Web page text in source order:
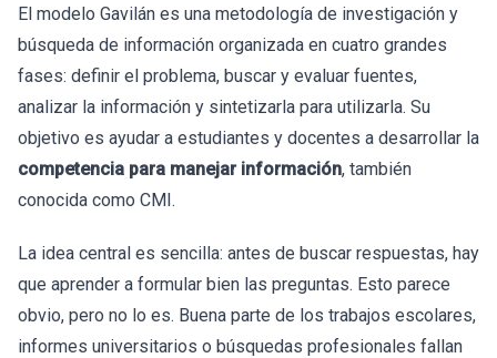
El modelo Gavilán es una metodología de investigación y
búsqueda de información organizada en cuatro grandes
fases: definir el problema, buscar y evaluar fuentes,
analizar la información y sintetizarla para utilizarla. Su
objetivo es ayudar a estudiantes y docentes a desarrollar la
competencia para manejar información, también
conocida como CMI.
La idea central es sencilla: antes de buscar respuestas, hay
que aprender a formular bien las preguntas. Esto parece
obvio, pero no lo es. Buena parte de los trabajos escolares,
informes universitarios o búsquedas profesionales fallan